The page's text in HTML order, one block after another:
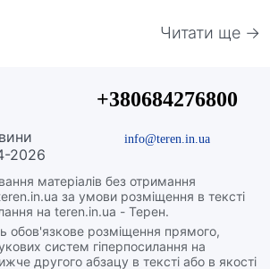
Читати ще →
2026
матеріалів без отримання
за умови розміщення в тексті
на teren.in.ua - Терен.
обов'язкове розміщення прямого,
систем гіперпосилання на
другого абзацу в тексті або в якості
+380684276800
info@teren.in.ua